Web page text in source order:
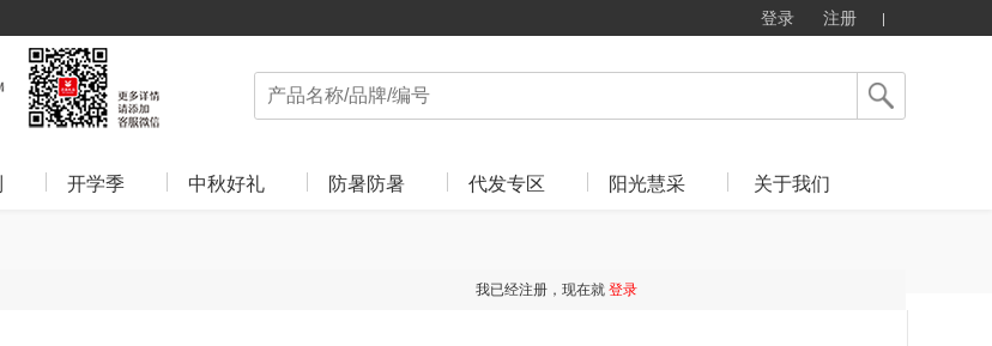
登录 注册
开学季 中秋好礼 防暑防暑 代发专区 阳光慧采 关于我们
我已经注册，现在就 登录